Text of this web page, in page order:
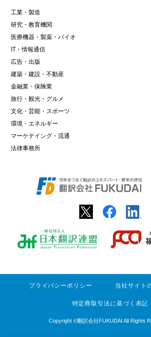
工業・製造
研究・教育機関
医療機器・製薬・バイオ
IT・情報通信
広告・出版
建築・建設・不動産
金融業・保険業
旅行・観光・グルメ
文化・芸能・スポーツ
環境・エネルギー
マーケテイング・流通
法律事務所
プライバシーポリシー 当社サイト
特定商取引法に基づく表記
Copyright ©翻訳会社FUKUDAI All Rights